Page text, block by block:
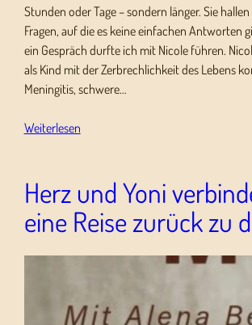
Stunden oder Tage – sondern länger. Sie
Fragen, auf die es keine einfachen Antworten
ein Gespräch durfte ich mit Nicole führen.
als Kind mit der Zerbrechlichkeit des Lebens
Meningitis, schwere…
Weiterlesen
Herz und Yoni
eine Reise zurück zu